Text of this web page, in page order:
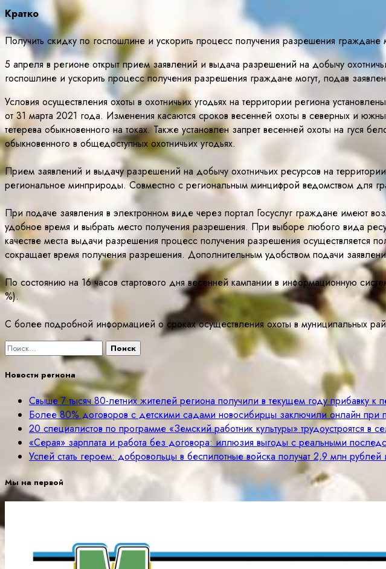
Кратко
Получить скидку по госпошлине и ускорить процесс получения разрешения граждане
5 апреля в регионе открыт прием заявлений и выдача разрешений на добычу
госпошлине и ускорить процесс получения разрешения граждане могут, подав
Условия осуществления охоты в охотничьих угодьях на территории региона
от 31 марта 2021 года. Изменения касаются сроков весенней охоты в северных и
тетерева обыкновенного на токах. Также установлен запрет весенней охоты на гуся
обыкновенного в общедоступных охотничьих угодьях.
Прием заявлений и выдачу разрешений на добычу охотничьих ресурсов на
региональное минприроды. Совместно с региональным минцифрой ведомством для
При подаче заявления в электронном виде через портал Госуслуг граждане имеют
удобное время и выбрать место получения разрешения. При выборе любого вида
качестве места выдачи разрешения процесс получения разрешения осуществляется
сокращает время получения разрешения. Дополнительным удобством подачи
По состоянию на 16 часов стартового дня весенней кампании в информационную
%).
С более подробной информацией о сроках осуществления охоты в муниципальных
Найти:
Новости региона
Свыше 7 тысяч 80-летних жителей региона получили в текущем году прибавку
Более 80% договоров с детскими садами новосибирцы заключили онлайн
20 специалистов по программе «Земский работник культуры» трудоустроятся в
«Серая» зарплата и работа без договора: иллюзия выгоды с реальными
Успей стать героем: добровольцы в беспилотные войска получат 2,9 млн
Мы на первой